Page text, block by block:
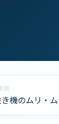
題
機のムリ・